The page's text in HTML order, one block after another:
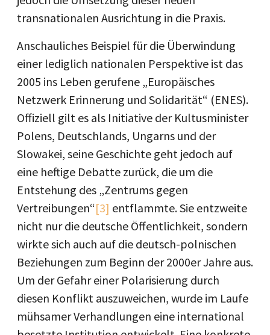
transnationalen Ausrichtung in die Praxis.
Anschauliches Beispiel für die Überwindung
einer lediglich nationalen Perspektive ist das
2005 ins Leben gerufene „Europäisches
Netzwerk Erinnerung und Solidarität“ (ENES).
Offiziell gilt es als Initiative der Kultusminister
Polens, Deutschlands, Ungarns und der
Slowakei, seine Geschichte geht jedoch auf
eine heftige Debatte zurück, die um die
Entstehung des „Zentrums gegen
Vertreibungen“[3] entflammte. Sie entzweite
nicht nur die deutsche Öffentlichkeit, sondern
wirkte sich auch auf die deutsch-polnischen
Beziehungen zum Beginn der 2000er Jahre aus.
Um der Gefahr einer Polarisierung durch
diesen Konflikt auszuweichen, wurde im Laufe
mühsamer Verhandlungen eine international